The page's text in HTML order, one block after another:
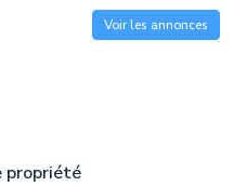
Voir les annonces
propriété